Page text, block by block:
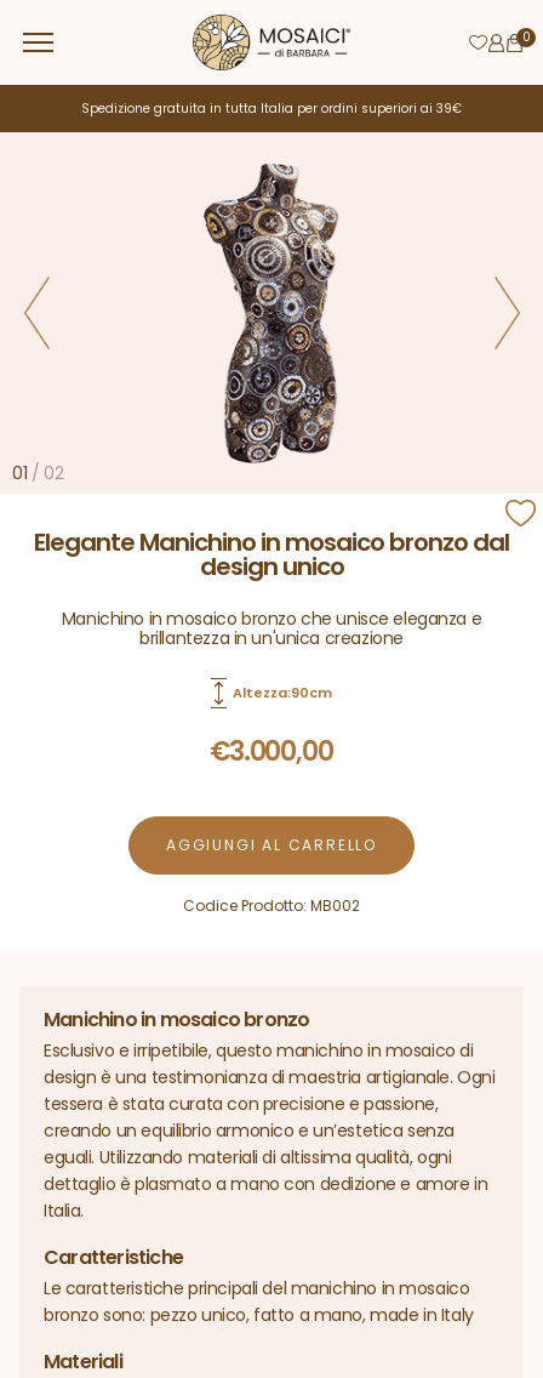
Spedizione gratuita in tutta Italia per ordini superiori ai 39€
Elegante Manichino in mosaico bronzo dal
design unico
Manichino in mosaico bronzo che unisce eleganza e
brillantezza in un'unica creazione
Altezza:90cm
€3.000,00
AGGIUNGI AL CARRELLO
Codice Prodotto: MB002
01 / 02
Manichino in mosaico bronzo
Esclusivo e irripetibile, questo manichino in mosaico di
design è una testimonianza di maestria artigianale. Ogni
tessera è stata curata con precisione e passione,
creando un equilibrio armonico e un’estetica senza
eguali. Utilizzando materiali di altissima qualità, ogni
dettaglio è plasmato a mano con dedizione e amore in
Italia.
Caratteristiche
Le caratteristiche principali del manichino in mosaico
bronzo sono: pezzo unico, fatto a mano, made in Italy
Materiali
0